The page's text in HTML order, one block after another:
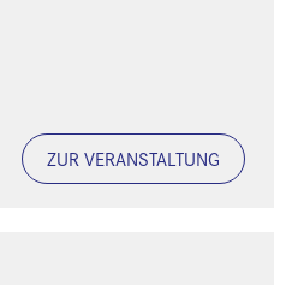
ZUR VERANSTALTUNG